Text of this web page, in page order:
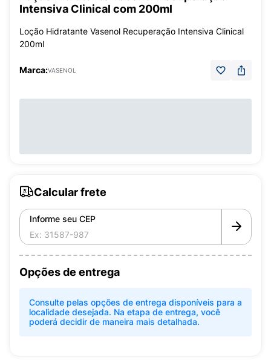
Intensiva Clinical com 200ml
Loção Hidratante Vasenol Recuperação Intensiva Clinical
200ml
Marca:VASENOL
Calcular frete
Informe seu CEP
Opções de entrega
Consulte pelas opções de entrega disponíveis para a
localidade desejada. Na etapa de entrega, você
poderá decidir de maneira mais detalhada.